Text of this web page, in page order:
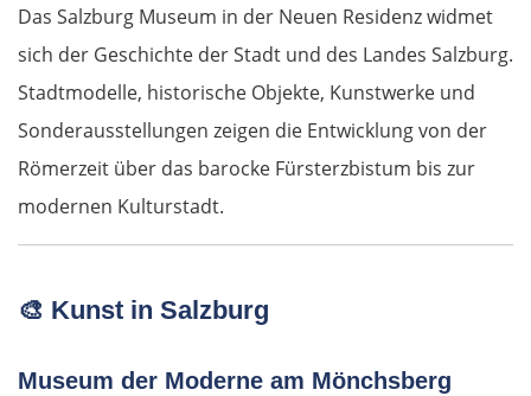
Das Salzburg Museum in der Neuen Residenz widmet
sich der Geschichte der Stadt und des Landes Salzburg.
Stadtmodelle, historische Objekte, Kunstwerke und
Sonderausstellungen zeigen die Entwicklung von der
Römerzeit über das barocke Fürsterzbistum bis zur
modernen Kulturstadt.
🎨 Kunst in Salzburg
Museum der Moderne am Mönchsberg